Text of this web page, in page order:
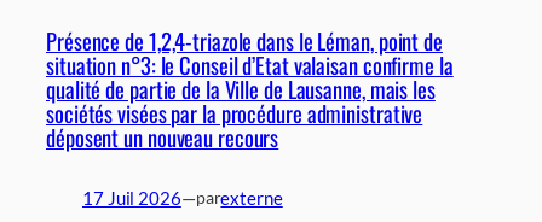
Présence de 1,2,4-triazole dans le Léman, point de
situation n°3: le Conseil d’Etat valaisan confirme la
qualité de partie de la Ville de Lausanne, mais les
sociétés visées par la procédure administrative
déposent un nouveau recours
17 Juil 2026—parexterne